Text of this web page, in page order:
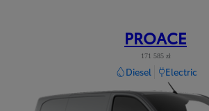
PROACE
171 585 zł
Diesel Electric